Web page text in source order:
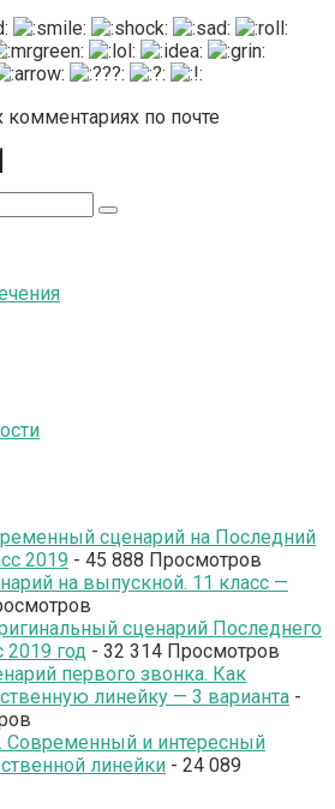
по почте
сценарий на Последний
2019 - 45 888 Просмотров
на выпускной. 11 класс —
сценарий Последнего
2019 год - 32 314 Просмотров
первого звонка. Как
линейку — 3 варианта -
Современный и интересный
линейки - 24 089